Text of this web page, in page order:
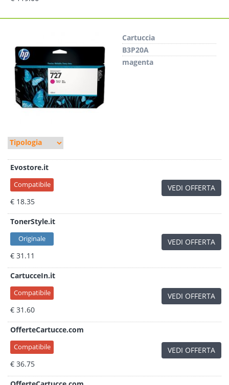
Cartuccia
B3P20A
magenta
Evostore.it
Compatibile
€ 18.35
VEDI OFFERTA
TonerStyle.it
Originale
€ 31.11
VEDI OFFERTA
CartucceIn.it
Compatibile
€ 31.60
VEDI OFFERTA
OfferteCartucce.com
Compatibile
€ 36.75
VEDI OFFERTA